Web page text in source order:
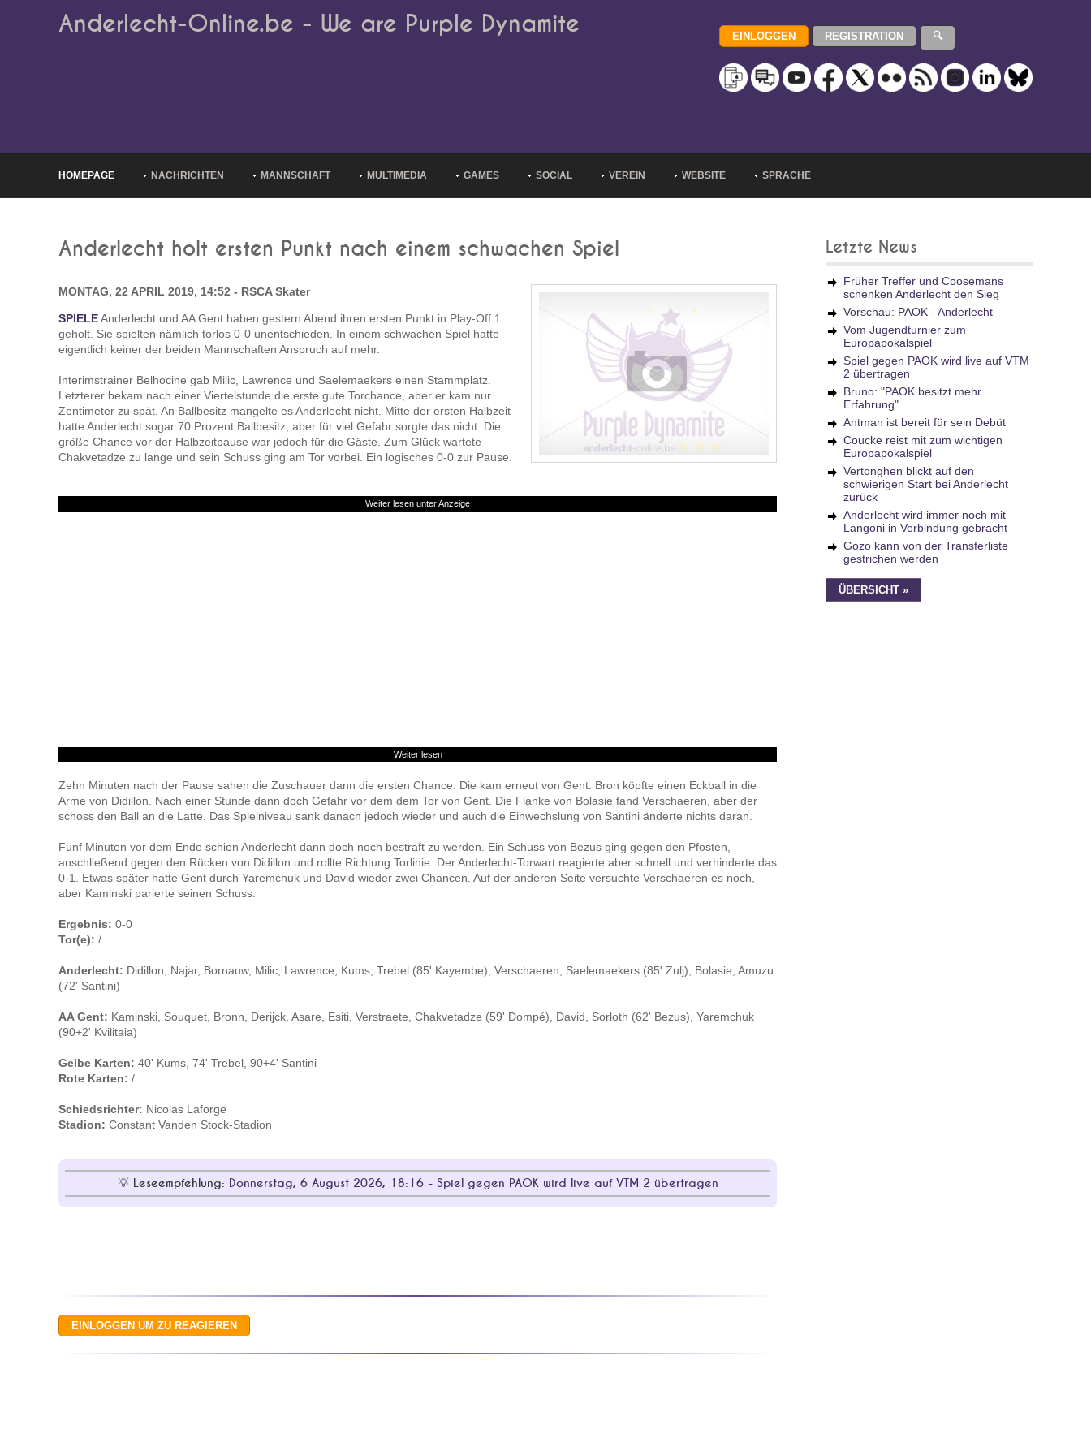
Anderlecht-Online.be - We are Purple Dynamite
HOMEPAGE NACHRICHTEN MANNSCHAFT MULTIMEDIA GAMES SOCIAL VEREIN WEBSITE SPRACHE
Anderlecht holt ersten Punkt nach einem schwachen Spiel
MONTAG, 22 APRIL 2019, 14:52 - RSCA Skater
SPIELEAnderlecht und AA Gent haben gestern Abend ihren ersten Punkt in Play-Off 1
geholt. Sie spielten nämlich torlos 0-0 unentschieden. In einem schwachen Spiel hatte
eigentlich keiner der beiden Mannschaften Anspruch auf mehr.
Interimstrainer Belhocine gab Milic, Lawrence und Saelemaekers einen Stammplatz.
Letzterer bekam nach einer Viertelstunde die erste gute Torchance, aber er kam nur
Zentimeter zu spät. An Ballbesitz mangelte es Anderlecht nicht. Mitte der ersten Halbzeit
hatte Anderlecht sogar 70 Prozent Ballbesitz, aber für viel Gefahr sorgte das nicht. Die
größe Chance vor der Halbzeitpause war jedoch für die Gäste. Zum Glück wartete
Chakvetadze zu lange und sein Schuss ging am Tor vorbei. Ein logisches 0-0 zur Pause.
Weiter lesen unter Anzeige
Weiter lesen
Zehn Minuten nach der Pause sahen die Zuschauer dann die ersten Chance. Die kam erneut von Gent. Bron köpfte einen Eckball in die
Arme von Didillon. Nach einer Stunde dann doch Gefahr vor dem dem Tor von Gent. Die Flanke von Bolasie fand Verschaeren, aber der
schoss den Ball an die Latte. Das Spielniveau sank danach jedoch wieder und auch die Einwechslung von Santini änderte nichts daran.
Fünf Minuten vor dem Ende schien Anderlecht dann doch noch bestraft zu werden. Ein Schuss von Bezus ging gegen den Pfosten,
anschließend gegen den Rücken von Didillon und rollte Richtung Torlinie. Der Anderlecht-Torwart reagierte aber schnell und verhinderte das
0-1. Etwas später hatte Gent durch Yaremchuk und David wieder zwei Chancen. Auf der anderen Seite versuchte Verschaeren es noch,
aber Kaminski parierte seinen Schuss.
Ergebnis: 0-0
Tor(e): /
Anderlecht: Didillon, Najar, Bornauw, Milic, Lawrence, Kums, Trebel (85' Kayembe), Verschaeren, Saelemaekers (85' Zulj), Bolasie, Amuzu
(72' Santini)
AA Gent: Kaminski, Souquet, Bronn, Derijck, Asare, Esiti, Verstraete, Chakvetadze (59' Dompé), David, Sorloth (62' Bezus), Yaremchuk
(90+2' Kvilitaia)
Gelbe Karten: 40' Kums, 74' Trebel, 90+4' Santini
Rote Karten: /
Schiedsrichter: Nicolas Laforge
Stadion: Constant Vanden Stock-Stadion
Leseempfehlung: Donnerstag, 6 August 2026, 18:16 - Spiel gegen PAOK wird live auf VTM 2 übertragen
Letzte News
Früher Treffer und Coosemans
schenken Anderlecht den Sieg
Vorschau: PAOK - Anderlecht
Vom Jugendturnier zum
Europapokalspiel
Spiel gegen PAOK wird live auf VTM
2 übertragen
Bruno: "PAOK besitzt mehr
Erfahrung"
Antman ist bereit für sein Debüt
Coucke reist mit zum wichtigen
Europapokalspiel
Vertonghen blickt auf den
schwierigen Start bei Anderlecht
zurück
Anderlecht wird immer noch mit
Langoni in Verbindung gebracht
Gozo kann von der Transferliste
gestrichen werden
ÜBERSICHT »